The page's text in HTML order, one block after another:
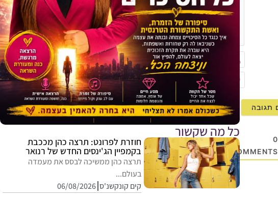
שם
0
COMMENTS
כל מה שקשור
חוזרת לפרונט: תרצה כהן מככבת
בקמפיין הג'ינסים החדש של רנואר
תרצה כהן ממשיכה לבסס את מעמדה
בעולם...
קים קונקשנ'ס 06/08/2026